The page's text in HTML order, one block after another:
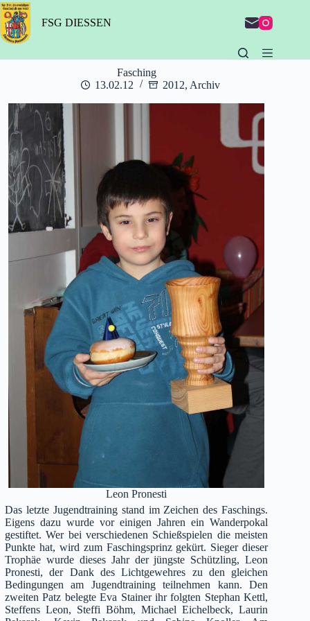
Zum
Inhalt
springen
FSG DIESSEN
Fasching
13.02.12
2012, Archiv
Leon Pronesti
Das letzte Jugendtraining stand im Zeichen des Faschings.
Eigens dazu wurde vor einigen Jahren ein Wanderpokal
gestiftet. Wer bei verschiedenen Schießspielen die meisten
Punkte hat, wird zum Faschingsprinz gekürt. Sieger dieser
Trophäe wurde dieses Jahr der jüngste Schützling, Leon
Pronesti, der Dank des Lichtgewehres zu den gleichen
Bedingungen am Jugendtraining teilnehmen kann. Den
zweiten Patz belegte Eva Stainer ihr folgten Stephan Kettl,
Steffens Leon, Steffi Böhm, Michael Eichelbeck, Laurin